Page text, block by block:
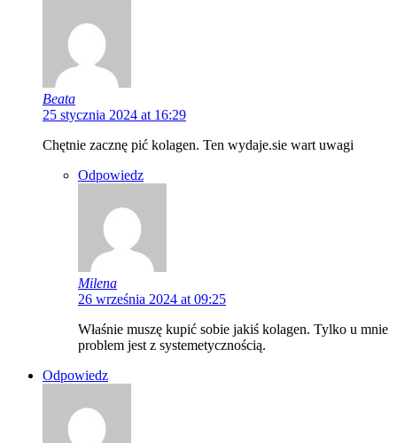
Beata
25 stycznia 2024 at 16:29
Chętnie zacznę pić kolagen. Ten wydaje.sie wart uwagi
Odpowiedz
Milena
26 września 2024 at 09:25
Właśnie muszę kupić sobie jakiś kolagen. Tylko u mnie
problem jest z systemetycznością.
Odpowiedz